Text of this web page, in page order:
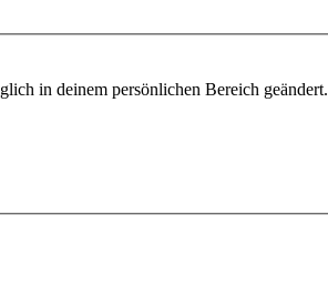
in deinem persönlichen Bereich geändert.